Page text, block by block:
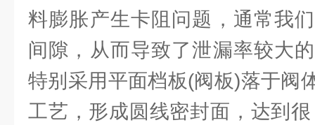
料膨胀产生卡阻问题，通常我
间隙，从而导致了泄漏率较大
特别采用平面档板(阀板)落于阀
工艺，形成圆线密封面，达到